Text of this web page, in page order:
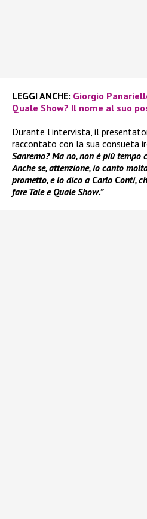
LEGGI ANCHE: Giorgio
Quale Show? Il nome al suo
Durante l’intervista, il
raccontato con la sua consueta
Sanremo? Ma no, non è più tempo
Anche se, attenzione, io canto
prometto, e lo dico a Carlo Conti,
fare Tale e Quale Show.”